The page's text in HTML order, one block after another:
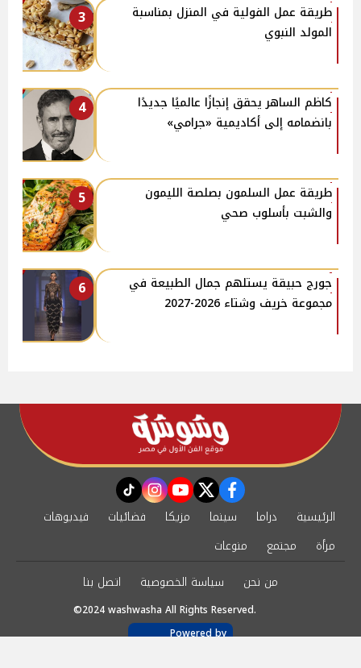
3
طريقة عمل الفولية في المنزل بمناسبة
المولد النبوي
4
كاظم الساهر يحقق إنجازًا عالميًا جديدًا
بانضمامه إلى أكاديمية «جرامي»
5
طريقة عمل السلمون بصلصة الليمون
والشبت بأسلوب صحي
6
جورج حبيقة يستلهم جمال الطبيعة في
مجموعة خريف وشتاء 2026-2027
facebook
twitter
youtube
instagram
tiktok
الرئيسية دراما سينما مزيكا فضائيات
فيديوهات
مرأة
مجتمع
منوعات
من نحن
سياسة الخصوصية اتصل بنا
©2024 washwasha All Rights Reserved.
Powered by